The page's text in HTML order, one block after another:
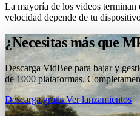
La mayoría de los videos terminan
velocidad depende de tu
¿Necesitas más que
Descarga VidBee para bajar y
de 1000 plataformas.
Descarga gratisVer lanzamientos